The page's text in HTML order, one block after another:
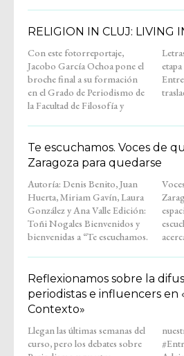
RELIGION IN CLUJ: LIVING
Con este fotorreportaje,
Jacobo García Ochoa pone el
broche final a su formación
en el Grado de Periodismo de
la Facultad de Filosofía y
Letras y cierra también su
etapa como colaborador de
Entremedios. Su trabajo nos
Te escuchamos. Voces de
Zaragoza para quedarse
Autoría: Denis Benito, Juan
Huerta, Miriam Gavín, Laura
González y Ana Valle Edición:
Toñi Nogales Bienvenidos y
bienvenidas a “Te escuchamos.
Voces de quienes llegaron a
Zaragoza para quedarse”. Un
espacio tranquilo, hecho para
escuchar sin prisas y
Reflexionamos sobre la
periodistas e influencers en
Contexto»
Llegan las últimas semanas del
curso, pero los debates sobre
nuestro propio podcast de
#Entremedios. Laura Jiménez,